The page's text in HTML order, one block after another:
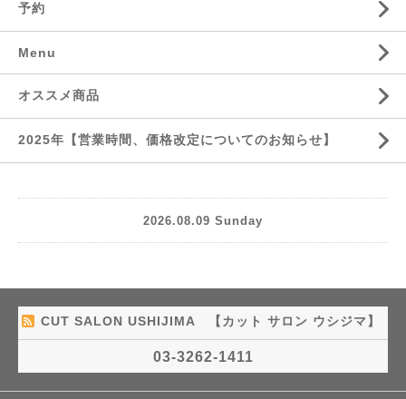
予約
Menu
オススメ商品
2025年【営業時間、価格改定についてのお知らせ】
2026.08.09 Sunday
CUT SALON USHIJIMA 【カット サロン ウシジマ】
03-3262-1411